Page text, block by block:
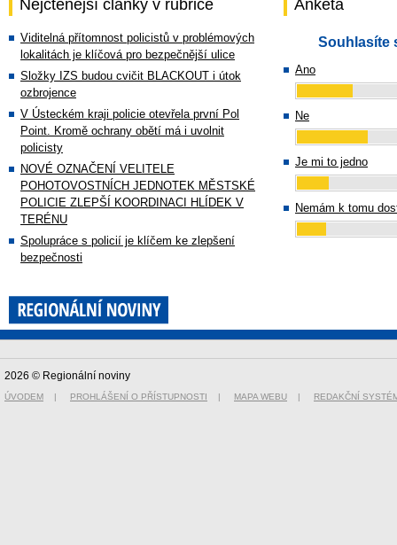
Nejčtenější články v rubrice
Viditelná přítomnost policistů v problémových
lokalitách je klíčová pro bezpečnější ulice
Složky IZS budou cvičit BLACKOUT i útok
ozbrojence
V Ústeckém kraji policie otevřela první Pol
Point. Kromě ochrany obětí má i uvolnit
policisty
NOVÉ OZNAČENÍ VELITELE
POHOTOVOSTNÍCH JEDNOTEK MĚSTSKÉ
POLICIE ZLEPŠÍ KOORDINACI HLÍDEK V
TERÉNU
Spolupráce s policií je klíčem ke zlepšení
bezpečnosti
Anketa
Souhlasíte
Ano
Ne
Je mi to jedno
Nemám k tomu
2026 © Regionální noviny
ÚVODEM | PROHLÁŠENÍ O PŘÍSTUPNOSTI | MAPA WEBU | REDAKČNÍ